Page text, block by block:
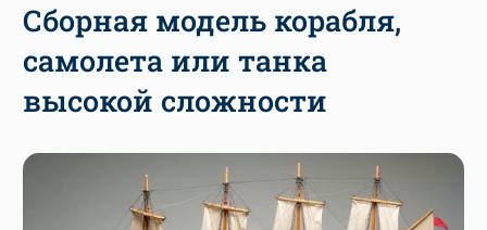
Сборная модель корабля,
самолета или танка
высокой сложности